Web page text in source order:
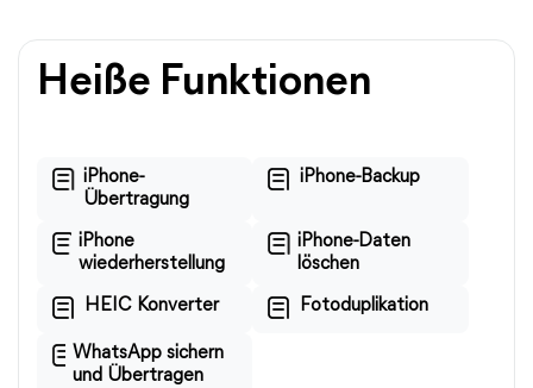
Heiße Funktionen
iPhone-
Übertragung
iPhone-Backup
iPhone
wiederherstellung
iPhone-Daten
löschen
HEIC Konverter Fotoduplikation
WhatsApp sichern
und Übertragen